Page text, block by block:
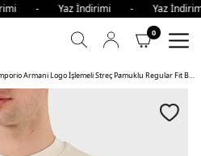
- Yaz İndirimi - Yaz
0
Emporio Armani Logo İşlemeli Streç Pamuklu Regular Fit Bisiklet Yaka Erkek Sweat